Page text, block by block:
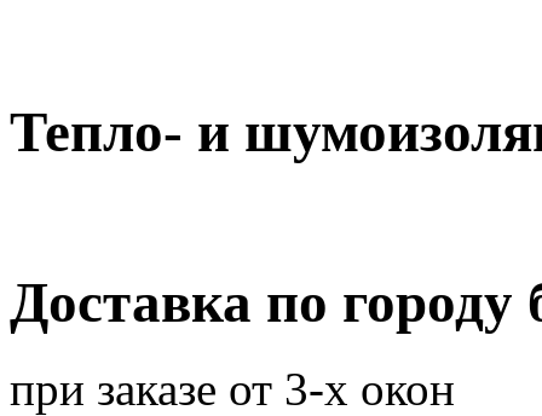
Тепло- и
Доставка по городу
при заказе от 3-х окон